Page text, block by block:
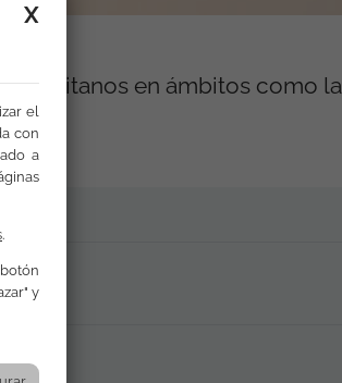
gitanos en ámbitos como la
X
el
con
a
.
y